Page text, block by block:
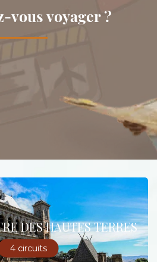
vous voyager ?
DES HAUTES TERRES
4 circuits